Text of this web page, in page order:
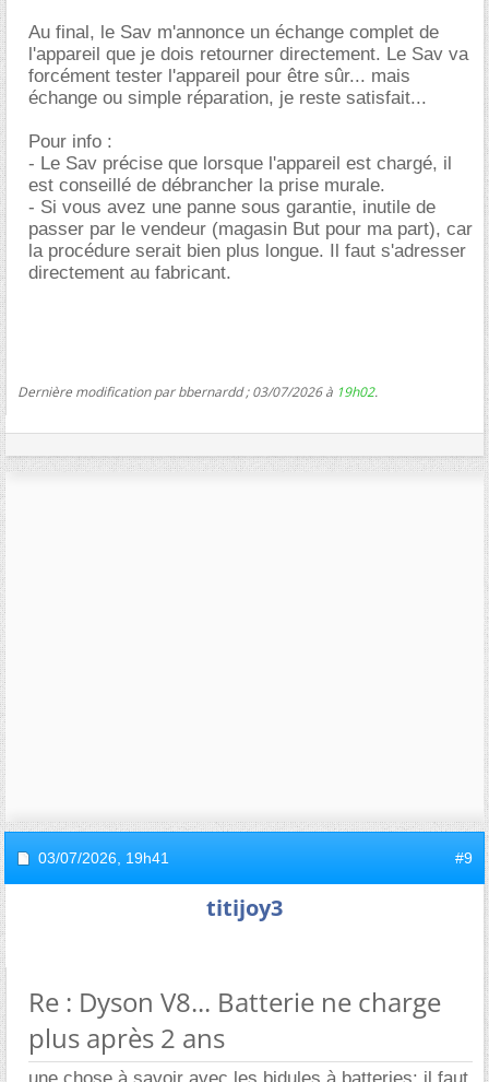
Au final, le Sav m'annonce un échange complet de
l'appareil que je dois retourner directement. Le Sav va
forcément tester l'appareil pour être sûr... mais
échange ou simple réparation, je reste satisfait...
Pour info :
- Le Sav précise que lorsque l'appareil est chargé, il
est conseillé de débrancher la prise murale.
- Si vous avez une panne sous garantie, inutile de
passer par le vendeur (magasin But pour ma part), car
la procédure serait bien plus longue. Il faut s'adresser
directement au fabricant.
Dernière modification par bbernardd ; 03/07/2026 à 19h02.
03/07/2026, 19h41 #9
titijoy3
Re : Dyson V8... Batterie ne charge
plus après 2 ans